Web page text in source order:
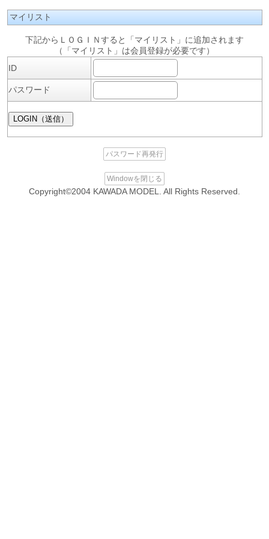
マイリスト
下記からＬＯＧＩＮすると「マイリスト」に追加されます
（「マイリスト」は会員登録が必要です）
ID
パスワード
パスワード再発行
Windowを閉じる
Copyright©2004 KAWADA MODEL. All Rights Reserved.